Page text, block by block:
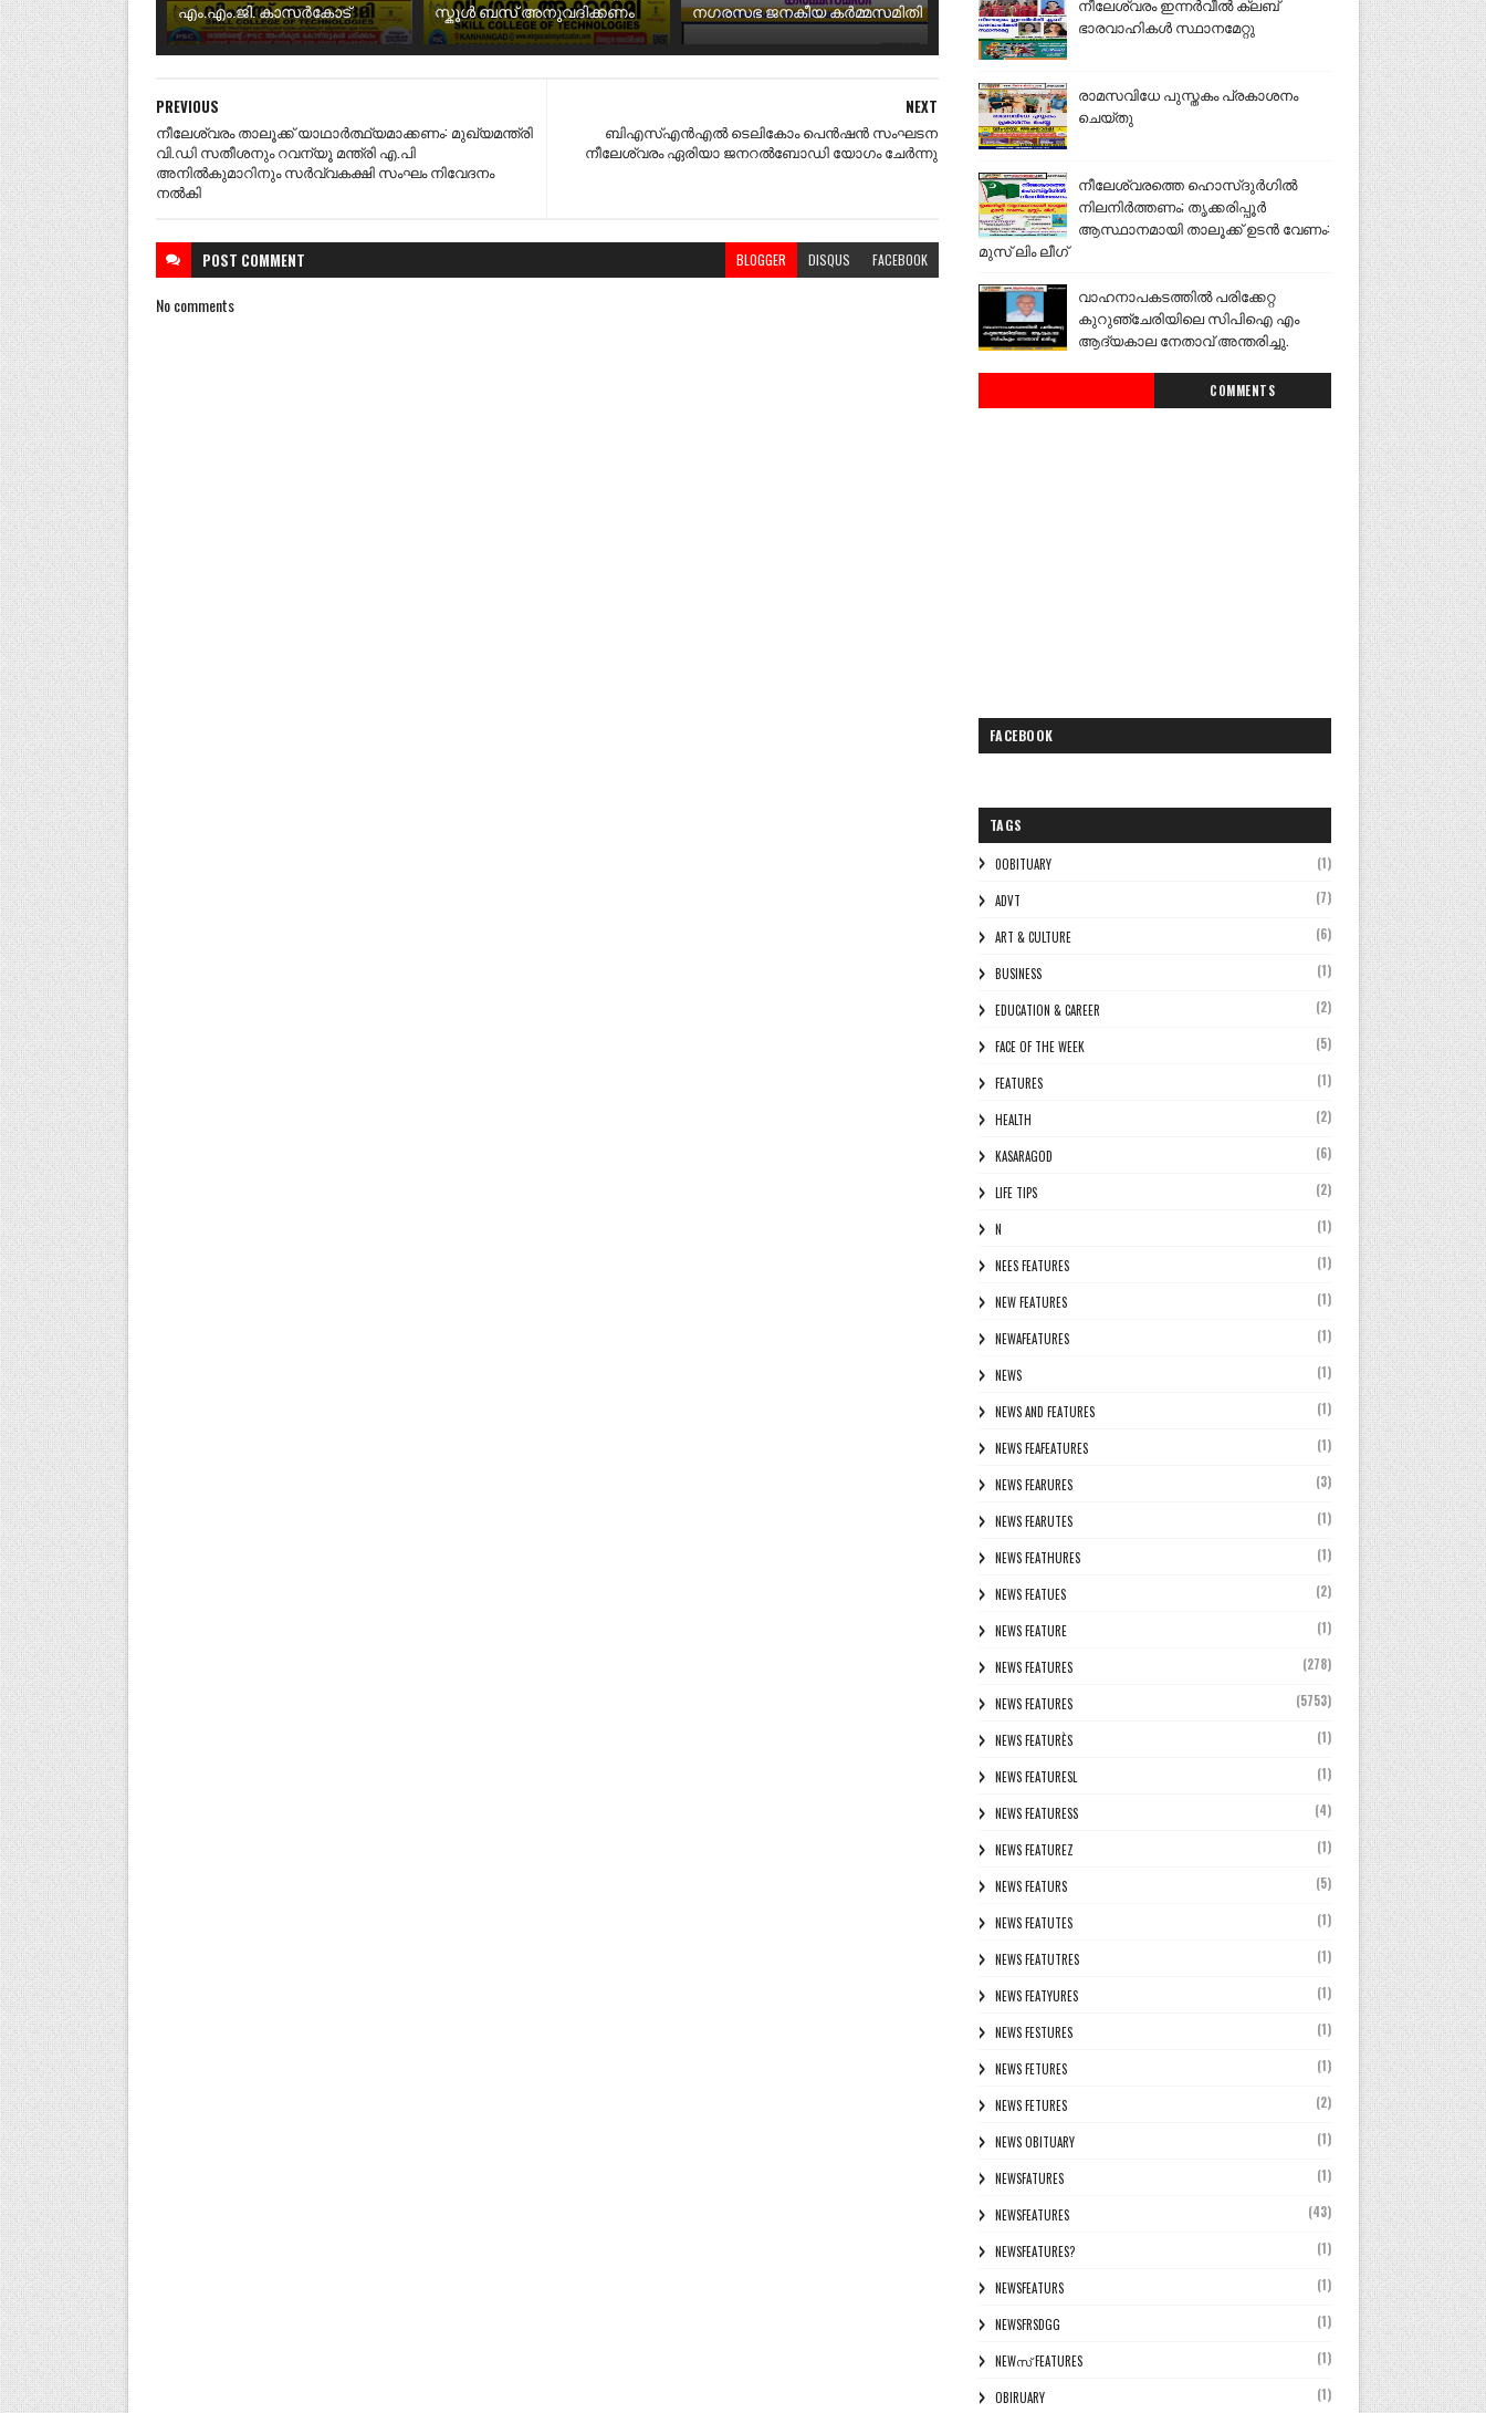
എം.എം.ജി. കാസർകോട്
സ്കൂൾ ബസ് അനുവദിക്കണം
നഗരസഭ ജനകീയ കർമ്മസമിതി
NEXT
ബിഎസ്എൻഎൽ ടെലികോം പെൻഷൻ സംഘടന
നീലേശ്വരം ഏരിയാ ജനറൽബോഡി യോഗം ചേർന്നു
PREVIOUS
നീലേശ്വരം താലൂക്ക് യാഥാർത്ഥ്യമാക്കണം: മുഖ്യമന്ത്രി
വി.ഡി സതീശനും റവന്യൂ മന്ത്രി എ.പി
അനിൽകുമാറിനും സർവ്വകക്ഷി സംഘം നിവേദനം
നൽകി
POST COMMENT BLOGGER DISQUS FACEBOOK
No comments
നീലേശ്വരം ഇന്നർവീൽ ക്ലബ്
ഭാരവാഹികൾ സ്ഥാനമേറ്റു
രാമസവിധേ പുസ്തകം പ്രകാശനം
ചെയ്തു
നീലേശ്വരത്തെ ഹൊസ്ദുർഗിൽ
നിലനിർത്തണം; തൃക്കരിപ്പൂർ
ആസ്ഥാനമായി താലൂക്ക് ഉടൻ വേണം:
മുസ് ലിം ലീഗ്
വാഹനാപകടത്തിൽ പരിക്കേറ്റ
കുറുഞ്ചേരിയിലെ സിപിഐ എം
ആദ്യകാല നേതാവ് അന്തരിച്ചു.
COMMENTS
FACEBOOK
TAGS
0OBITUARY (1)
ADVT (7)
ART & CULTURE (6)
BUSINESS (1)
EDUCATION & CAREER (2)
FACE OF THE WEEK (5)
FEATURES (1)
HEALTH (2)
KASARAGOD (6)
LIFE TIPS (2)
N (1)
NEES FEATURES (1)
NEW FEATURES (1)
NEWAFEATURES (1)
NEWS (1)
NEWS AND FEATURES (1)
NEWS FEAFEATURES (1)
NEWS FEARURES (3)
NEWS FEARUTES (1)
NEWS FEATHURES (1)
NEWS FEATUES (2)
NEWS FEATURE (1)
NEWS FEATURES (278)
NEWS FEATURES (5753)
NEWS FEATURÈS (1)
NEWS FEATURESL (1)
NEWS FEATURESS (4)
NEWS FEATUREZ (1)
NEWS FEATURS (5)
NEWS FEATUTES (1)
NEWS FEATUTRES (1)
NEWS FEATYURES (1)
NEWS FESTURES (1)
NEWS FETURES (1)
NEWS FETURES (2)
NEWS OBITUARY (1)
NEWSFATURES (1)
NEWSFEATURES (43)
NEWSFEATURES? (1)
NEWSFEATURS (1)
NEWSFRSDGG (1)
NEWസ് FEATURES (1)
OBIRUARY (1)